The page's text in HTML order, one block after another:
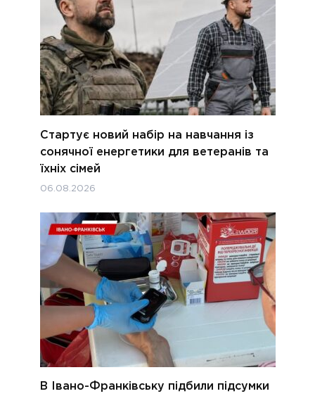
Стартує новий набір на навчання із
сонячної енергетики для ветеранів та
їхніх сімей
06.08.2026
В Івано-Франківську підбили підсумки